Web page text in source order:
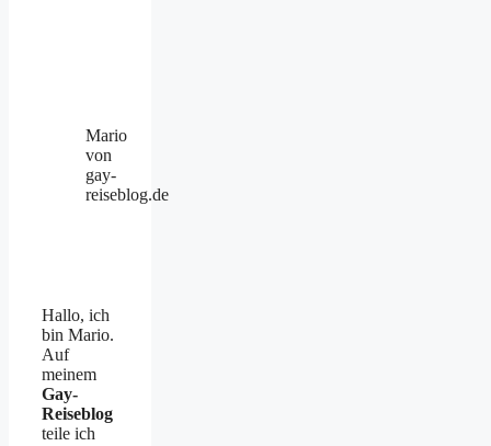
Mario
von
gay-
reiseblog.de
Hallo, ich
bin Mario.
Auf
meinem
Gay-
Reiseblog
teile ich